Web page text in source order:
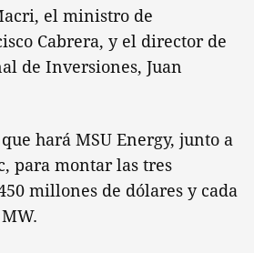
el ministro de
Cabrera, y el director de
de Inversiones, Juan
hará MSU Energy, junto a
para montar las tres
millones de dólares y cada